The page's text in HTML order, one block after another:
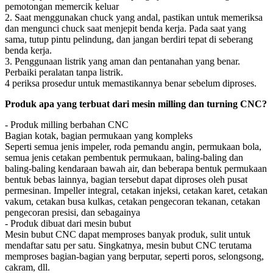
pemotongan memercik keluar
2. Saat menggunakan chuck yang andal, pastikan untuk memeriksa
dan mengunci chuck saat menjepit benda kerja. Pada saat yang
sama, tutup pintu pelindung, dan jangan berdiri tepat di seberang
benda kerja.
3. Penggunaan listrik yang aman dan pentanahan yang benar.
Perbaiki peralatan tanpa listrik.
4 periksa prosedur untuk memastikannya benar sebelum diproses.
Produk apa yang terbuat dari mesin milling dan turning CNC?
- Produk milling berbahan CNC
Bagian kotak, bagian permukaan yang kompleks
Seperti semua jenis impeler, roda pemandu angin, permukaan bola,
semua jenis cetakan pembentuk permukaan, baling-baling dan
baling-baling kendaraan bawah air, dan beberapa bentuk permukaan
bentuk bebas lainnya, bagian tersebut dapat diproses oleh pusat
permesinan. Impeller integral, cetakan injeksi, cetakan karet, cetakan
vakum, cetakan busa kulkas, cetakan pengecoran tekanan, cetakan
pengecoran presisi, dan sebagainya
- Produk dibuat dari mesin bubut
Mesin bubut CNC dapat memproses banyak produk, sulit untuk
mendaftar satu per satu. Singkatnya, mesin bubut CNC terutama
memproses bagian-bagian yang berputar, seperti poros, selongsong,
cakram, dll.